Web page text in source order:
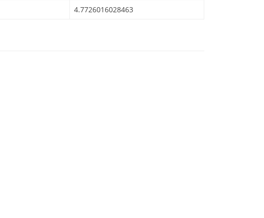
4.7726016028463